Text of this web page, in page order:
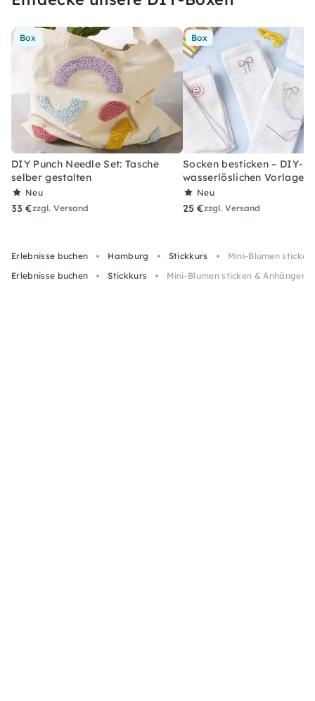
Box
DIY Punch Needle Set: Tasche
selber gestalten
Neu
33 €zzgl. Versand
Box
Socken besticken – DIY-
wasserlöslichen Vorlagen
Neu
25 €zzgl. Versand
Erlebnisse buchen Hamburg Stickkurs
Mini-Blumen
Erlebnisse buchen
Stickkurs Mini-Blumen sticken & Anhänger